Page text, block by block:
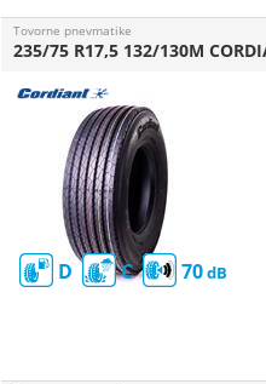
Tovorne pnevmatike
D C 70
235/75 R17,5 132/130M